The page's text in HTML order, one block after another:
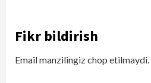
Fikr bildirish
Email manzilingiz chop etilmaydi.